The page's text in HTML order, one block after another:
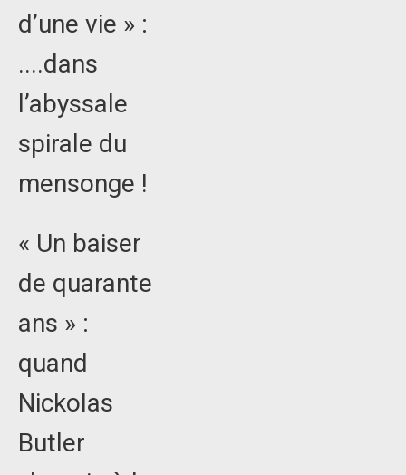
d’une vie » :
....dans
l’abyssale
spirale du
mensonge !
« Un baiser
de quarante
ans » :
quand
Nickolas
Butler